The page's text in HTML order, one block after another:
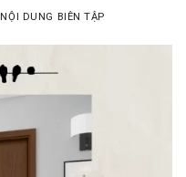
NỘI DUNG BIÊN TẬP